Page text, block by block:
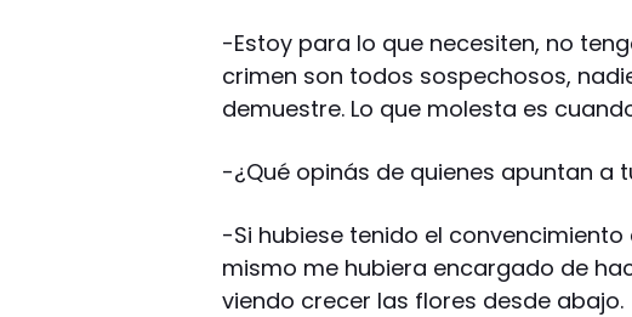
-Estoy para lo que necesiten, no
crimen son todos sospechosos,
demuestre. Lo que molesta es
-¿Qué opinás de quienes apuntan a
-Si hubiese tenido el
mismo me hubiera encargado de
viendo crecer las flores desde abajo.